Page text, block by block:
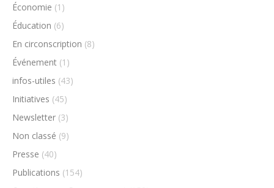
Économie (1)
Éducation (6)
En circonscription (8)
Événement (1)
infos-utiles (43)
Initiatives (45)
Newsletter (3)
Non classé (9)
Presse (40)
Publications (154)